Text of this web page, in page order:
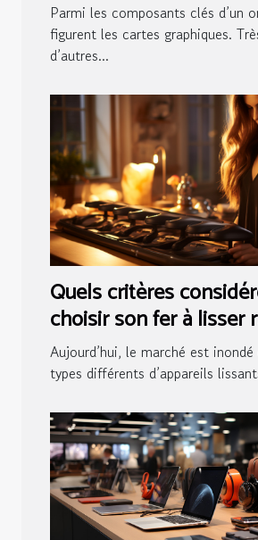
Parmi les composants clés d’un
figurent les cartes graphiques.
d’autres...
Quels critères
choisir son fer à lisser
?
Aujourd’hui, le marché est
types différents d’appareils